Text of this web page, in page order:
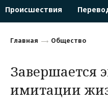
Происшествия
Главная Общество
Завершается
имитации